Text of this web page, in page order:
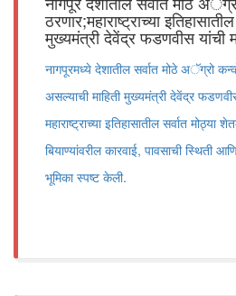
ठरणार;महाराष्ट्राच्या
मुख्यमंत्री देवेंद्र फडणवीस यांची
नागपूरमध्ये देशातील सर्वात मोठे अॅग्रो
असल्याची माहिती मुख्यमंत्री देवेंद्र
महाराष्ट्राच्या इतिहासातील सर्वात मोठ्या
बियाण्यांवरील कारवाई, पावसाची स्थिती
भूमिका स्पष्ट केली.